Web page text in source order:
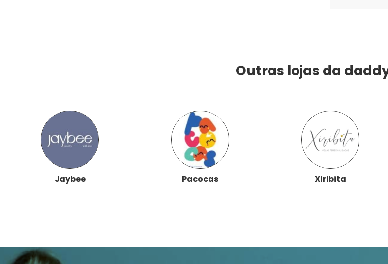
Outras lojas da
Jaybee Pacocas Xiribita